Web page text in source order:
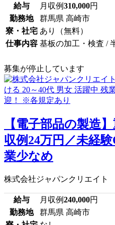
給与 月収例310,000円
勤務地
群馬県 高崎市
寮・社宅 あり（無料）
仕事内容 基板の加工・検査 /
募集が停止しています
【電子部品の製造
収例24万円／未経
業少なめ
株式会社ジャパンクリエイト
給与 月収例240,000円
勤務地
群馬県 高崎市